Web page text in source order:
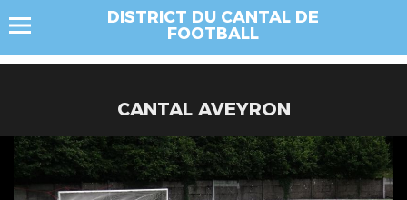
DISTRICT DU CANTAL DE
FOOTBALL
CANTAL AVEYRON